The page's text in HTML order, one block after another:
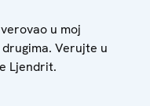
u moj
Verujte u
Ljendrit.